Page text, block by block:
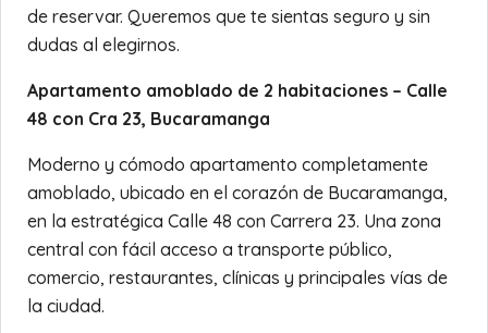
de reservar. Queremos que te sientas seguro y sin
dudas al elegirnos.
Apartamento amoblado de 2 habitaciones – Calle
48 con Cra 23, Bucaramanga
Moderno y cómodo apartamento completamente
amoblado, ubicado en el corazón de Bucaramanga,
en la estratégica Calle 48 con Carrera 23. Una zona
central con fácil acceso a transporte público,
comercio, restaurantes, clínicas y principales vías de
la ciudad.